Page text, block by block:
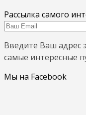
Рассылка самого
Введите Ваш адрес
самые интересные
Мы на Facebook